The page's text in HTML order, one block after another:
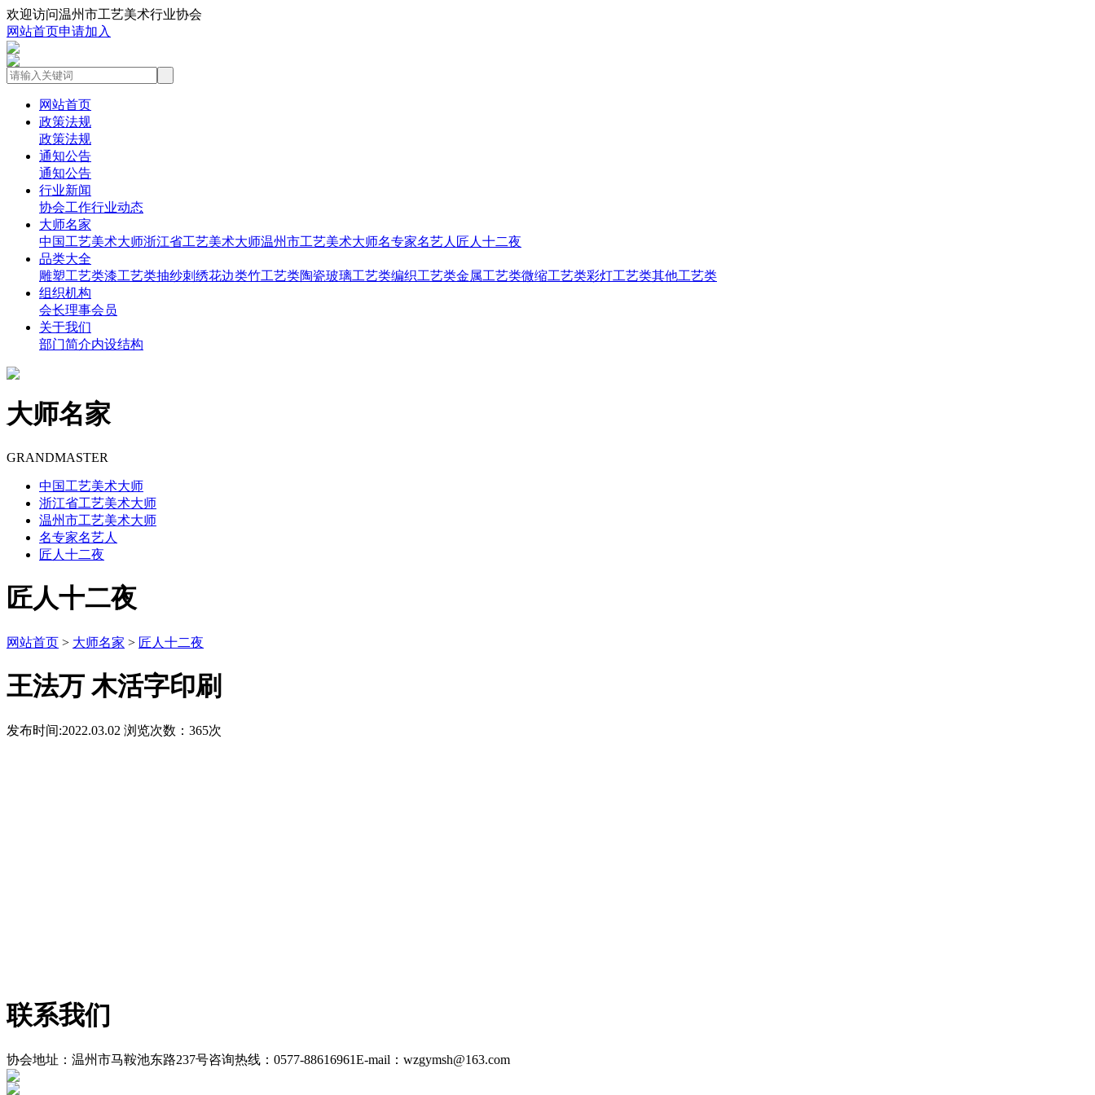
欢迎访问温州市工艺美术行业协会
网站首页申请加入
网站首页
政策法规
政策法规
通知公告
通知公告
行业新闻
协会工作行业动态
大师名家
中国工艺美术大师浙江省工艺美术大师温州市工艺美术大师名专家名艺人 匠人十二夜
品类大全
雕塑工艺类漆工艺类抽纱刺绣花边类竹工艺类陶瓷玻璃工艺类编织工艺类金属工艺类微缩工艺类彩灯工艺类其他工艺类
组织机构
会长理事会员
关于我们
部门简介内设结构
大师名家
GRANDMASTER
中国工艺美术大师
浙江省工艺美术大师
温州市工艺美术大师
名专家名艺人
匠人十二夜
匠人十二夜
网站首页 > 大师名家 > 匠人十二夜
王法万 木活字印刷
发布时间:2022.03.02 浏览次数： 365次
联系我们
协会地址：温州市马鞍池东路237号咨询热线：0577-88616961E-mail：wzgymsh@163.com